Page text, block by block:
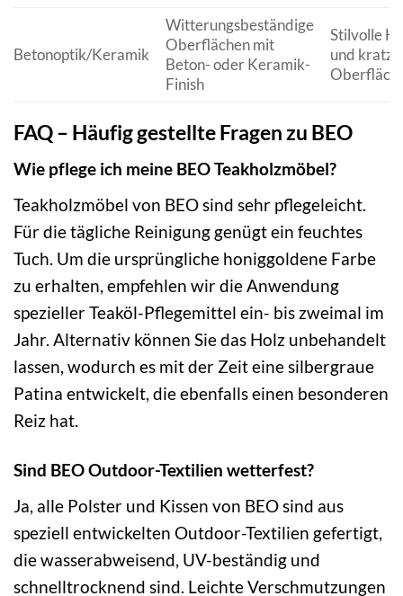
Betonoptik/Keramik
Witterungsbeständige
Oberflächen mit
Beton- oder Keramik-
Finish
Stilvolle
und
FAQ – Häufig gestellte Fragen zu BEO
Wie pflege ich meine BEO Teakholzmöbel?
Teakholzmöbel von BEO sind sehr pflegeleicht.
Für die tägliche Reinigung genügt ein feuchtes
Tuch. Um die ursprüngliche honiggoldene Farbe
zu erhalten, empfehlen wir die Anwendung
spezieller Teaköl-Pflegemittel ein- bis zweimal im
Jahr. Alternativ können Sie das Holz unbehandelt
lassen, wodurch es mit der Zeit eine silbergraue
Patina entwickelt, die ebenfalls einen besonderen
Reiz hat.
Sind BEO Outdoor-Textilien wetterfest?
Ja, alle Polster und Kissen von BEO sind aus
speziell entwickelten Outdoor-Textilien gefertigt,
die wasserabweisend, UV-beständig und
schnelltrocknend sind. Leichte Verschmutzungen